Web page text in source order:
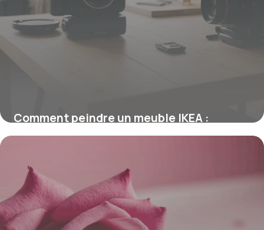
Comment peindre un meuble IKEA :
astuces pour une finition durable